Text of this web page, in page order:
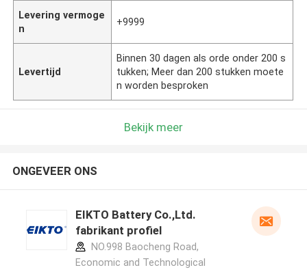
Levering vermoge
n
+9999
Levertijd
Binnen 30 dagen als orde onder 200 s
tukken; Meer dan 200 stukken moete
n worden besproken
Bekijk meer
ONGEVEER ONS
EIKTO Battery Co.,Ltd.
fabrikant profiel
NO.998 Baocheng Road,
Economic and Technological